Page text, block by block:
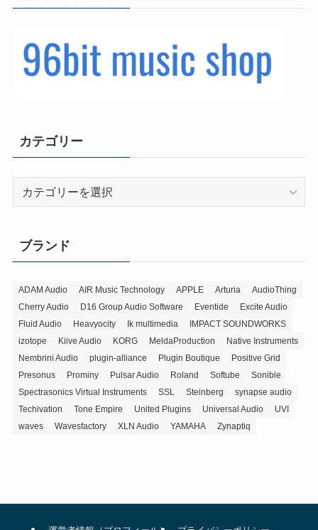
カテゴリー
ー
ブランド
ADAM Audio AIR Music Technology APPLE Arturia
AudioThing
Cherry Audio
D16 Group Audio Software Eventide
Excite Audio
Fluid Audio
Heavyocity Ik multimedia
IMPACT SOUNDWORKS
izotope
Kiive Audio KORG MeldaProduction
Native Instruments
Nembrini Audio
plugin-alliance Plugin Boutique
Positive Grid
Presonus
Prominy Pulsar Audio Roland Softube
Sonible
Spectrasonics Virtual Instruments
SSL Steinberg
synapse audio
Techivation
Tone Empire United Plugins Universal Audio
UVI
waves
Wavesfactory XLN Audio YAMAHA Zynaptiq